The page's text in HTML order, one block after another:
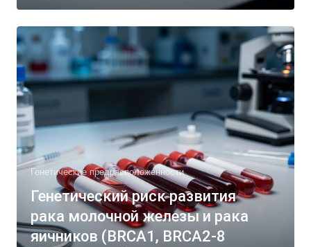
Генетические предрасположенности
Генетический риск развития
рака молочной железы и рака
яичников (BRCA1, BRCA2-8